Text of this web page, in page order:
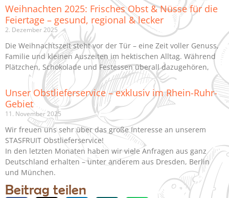
Weihnachten 2025: Frisches Obst & Nüsse für die
Feiertage – gesund, regional & lecker
2. Dezember 2025
Die Weihnachtszeit steht vor der Tür – eine Zeit voller Genuss,
Familie und kleinen Auszeiten im hektischen Alltag. Während
Plätzchen, Schokolade und Festessen überall dazugehören,
Unser Obstlieferservice – exklusiv im Rhein-Ruhr-
Gebiet
11. November 2025
Wir freuen uns sehr über das große Interesse an unserem
STASFRUIT Obstlieferservice!
In den letzten Monaten haben wir viele Anfragen aus ganz
Deutschland erhalten – unter anderem aus Dresden, Berlin
und München.
Beitrag teilen